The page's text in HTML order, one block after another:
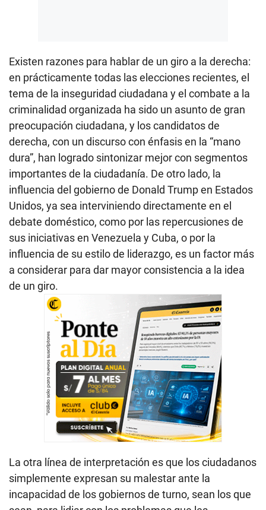
Existen razones para hablar de un giro a la derecha:
en prácticamente todas las elecciones recientes, el
tema de la inseguridad ciudadana y el combate a la
criminalidad organizada ha sido un asunto de gran
preocupación ciudadana, y los candidatos de
derecha, con un discurso con énfasis en la “mano
dura”, han logrado sintonizar mejor con segmentos
importantes de la ciudadanía. De otro lado, la
influencia del gobierno de Donald Trump en Estados
Unidos, ya sea interviniendo directamente en el
debate doméstico, como por las repercusiones de
sus iniciativas en Venezuela y Cuba, o por la
influencia de su estilo de liderazgo, es un factor más
a considerar para dar mayor consistencia a la idea
de un giro.
La otra línea de interpretación es que los ciudadanos
simplemente expresan su malestar ante la
incapacidad de los gobiernos de turno, sean los que